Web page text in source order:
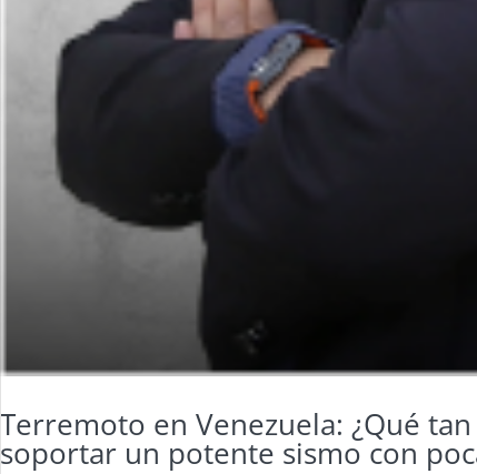
Terremoto en Venezuela: ¿Qué
soportar un potente sismo con